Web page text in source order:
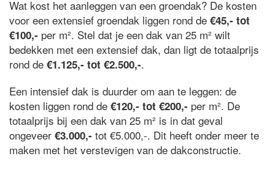
Wat kost het aanleggen van een groendak? De kosten
voor een extensief groendak liggen rond de €45,- tot
€100,- per m². Stel dat je een dak van 25 m² wilt
bedekken met een extensief dak, dan ligt de totaalprijs
rond de €1.125,- tot €2.500,-.
Een intensief dak is duurder om aan te leggen: de
kosten liggen rond de €120,- tot €200,- per m². De
totaalprijs bij een dak van 25 m² is in dat geval
ongeveer €3.000,- tot €5.000,-. Dit heeft onder meer te
maken met het verstevigen van de dakconstructie.